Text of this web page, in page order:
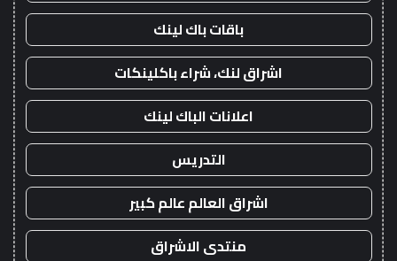
باقات باك لينك
اشراق لنك، شراء باكلينكات
اعلانات الباك لينك
التدريس
اشراق العالم عالم كبير
منتدى الاشراق